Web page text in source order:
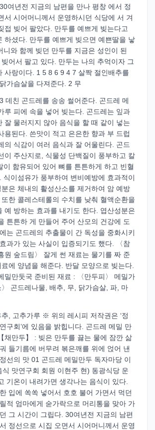
여년전 지금의 남편을 만나 평창 에서 정
서 시어머니께서 운영하시던 식당에 서 겨
접 빚어 팔았다. 만두를 예쁘게 빚는다고
하셨다. 만두를 예쁘게 빚으면 예쁜딸을 낳
니와 함께 빚던 만두를 지금은 성인이 된
어서 팔고 있다. 만두는 나의 추억이자 그
사랑이다. 1 5 8 6 9 4 7 살짝 절인배추를
가슴살을 다져준다. 2 무
데친 곤드레를 송송 썰어준다. 곤드레 메
루 피에 속을 넣어 빚는다. 곤드레는 잎과
잘 물러지지 않아 음식을 할 때 같이 넣는
용된다. 쓴맛이 적고 은은한 향과 부 드럽
의 식감이 여러 음식과 잘 어울린다. 곤드
이 주산지로, 식물성 단백질이 풍부하고 칼
이 함유되어 있어 뼈를 튼튼하게 하고 빈혈
식이섬유가 풍부하여 변비예방에 효과적이
은 체내의 활성산소를 제거하여 암 예방
한 콜레스테롤의 수치를 낮춰 혈액순환을
예 방하는 효과를 내기도 한다. 엽산성분은
튼튼하 게 만들어 주어 산모의 건강에 도
는 곤드레의 추출물이 간 독성을 중화시키
과가 있는 사실이 입증되기도 했다. 〈참
원 숲드림〉 잘게 썬 재료는 물기를 짜 준
에 양념을 해준다. 반달 모양으로 빚는다.
밀만둣국 준비된 재료 : 〈만두피〉 메밀가
곤드레나물, 배추, 무, 닭가슴살, 파, 마
, 고추가루 ※ 위의 레시피 저작권은 ‘정
구회’에 있음을 밝힙니다. 곤드레 메밀 만
채만두】 : 빚은 만두를 끓는 물에 잠깐 삶
들기름에 버무려 볶은깨를 위에 얹어 낸
선의 맛 01 곤드레 메밀만두 독자마당 이
식 맛연구회 회원 이현주 현) 동광식당 운
기온이 내려가면 생각나는 음식이 있다.
입에 쏙쏙 넣어서 호호 불어 가면서 먹던
적 엄마에게 숟가락으로 머리통을 맞아 가
그 시간이 그립다. 30여년전 지금의 남편
정선으로 시집 오면서 시어머니께서 운영